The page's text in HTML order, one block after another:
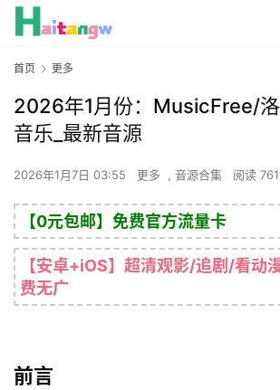
首页 更多
2026年1月份：MusicFree/
音乐_最新音源
2026年1月7日 03:55 更多 , 音源合集 阅读
【0元包邮】免费官方流量卡
【安卓+iOS】超清观影/追剧/看动
费无广
前言